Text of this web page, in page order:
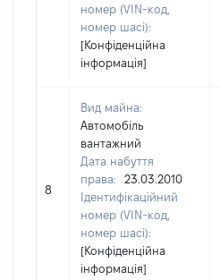
номер (VIN-код,
номер шасі):
[Конфіденційна
інформація]
8
Вид майна:
Автомобіль
вантажний
Дата набуття
права:
23.03.2010
Ідентифікаційний
номер (VIN-код,
номер шасі):
[Конфіденційна
інформація]